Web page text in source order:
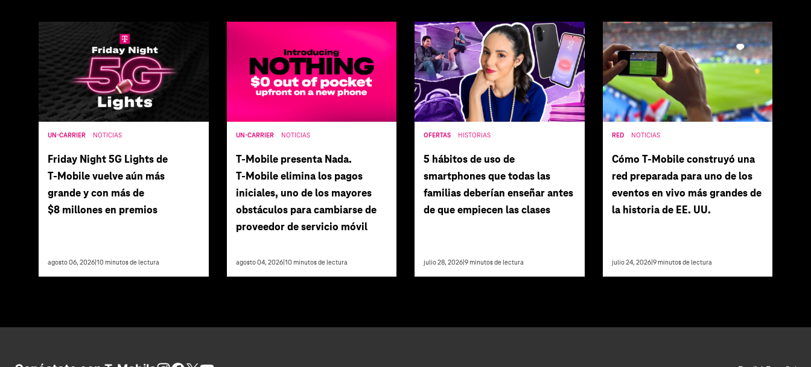
UN-CARRIER NOTICIAS
Friday Night 5G Lights de
T‑Mobile vuelve aún más
grande y con más de
$8 millones en premios
agosto 06, 2026 10 minutos de lectura
UN-CARRIER NOTICIAS
T‑Mobile presenta Nada.
T‑Mobile elimina los pagos
iniciales, uno de los mayores
obstáculos para cambiarse de
proveedor de servicio móvil
agosto 04, 2026| 10 minutos de lectura
OFERTAS HISTORIAS
5 hábitos de uso de
smartphones que todas las
familias deberían enseñar antes
de que empiecen las clases
julio 28, 2026 9 minutos de lectura
RED NOTICIAS
Cómo T‑Mobile construyó una
red preparada para uno de los
eventos en vivo más grandes de
la historia de EE. UU.
julio 24, 2026| 9 minutos de lectura